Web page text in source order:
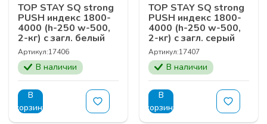
TOP STAY SQ strong
PUSH индекс 1800-
4000 (h-250 w-500,
2-кг) с загл. белый
Артикул:17406
В наличии
В
корзину
TOP STAY SQ strong
PUSH индекс 1800-
4000 (h-250 w-500,
2-кг) с загл. серый
Артикул:17407
В наличии
В
корзину